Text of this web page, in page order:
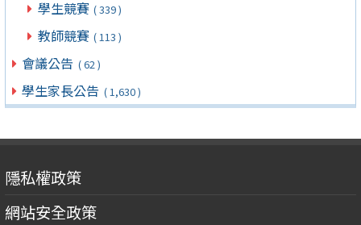
學生競賽 ( 339 )
教師競賽 ( 113 )
會議公告 ( 62 )
學生家長公告 ( 1,630 )
隱私權政策
網站安全政策